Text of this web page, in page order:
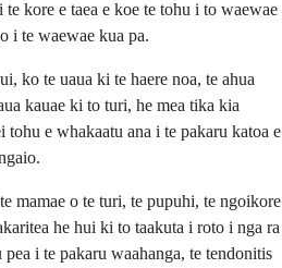
kore e taea e koe te tohu i to waewae
i te waewae kua pa.
ko te uaua ki te haere noa, te ahua
kauae ki to turi, he mea tika kia
e whakaatu ana i te pakaru katoa e
mamae o te turi, te pupuhi, te ngoikore
he hui ki to taakuta i roto i nga ra
i te pakaru waahanga, te tendonitis